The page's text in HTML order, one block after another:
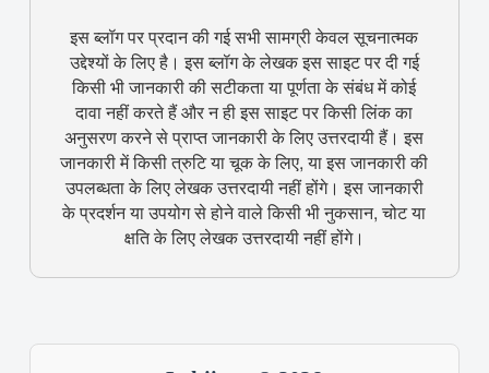
इस ब्लॉग पर प्रदान की गई सभी सामग्री केवल सूचनात्मक
उद्देश्यों के लिए है। इस ब्लॉग के लेखक इस साइट पर दी गई
किसी भी जानकारी की सटीकता या पूर्णता के संबंध में कोई
दावा नहीं करते हैं और न ही इस साइट पर किसी लिंक का
अनुसरण करने से प्राप्त जानकारी के लिए उत्तरदायी हैं। इस
जानकारी में किसी त्रुटि या चूक के लिए, या इस जानकारी की
उपलब्धता के लिए लेखक उत्तरदायी नहीं होंगे। इस जानकारी
के प्रदर्शन या उपयोग से होने वाले किसी भी नुकसान, चोट या
क्षति के लिए लेखक उत्तरदायी नहीं होंगे।